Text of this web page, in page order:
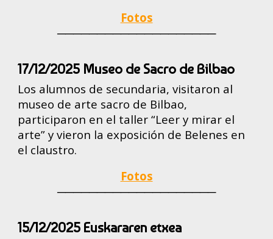
Fotos
────────────────────
17/12/2025 Museo de Sacro de Bilbao
Los alumnos de secundaria, visitaron al
museo de arte sacro de Bilbao,
participaron en el taller “Leer y mirar el
arte” y vieron la exposición de Belenes en
el claustro.
Fotos
────────────────────
15/12/2025 Euskararen etxea